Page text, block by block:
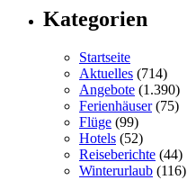
Kategorien
Startseite
Aktuelles (714)
Angebote (1.390)
Ferienhäuser(75)
Flüge (99)
Hotels (52)
Reiseberichte (44)
Winterurlaub (116)